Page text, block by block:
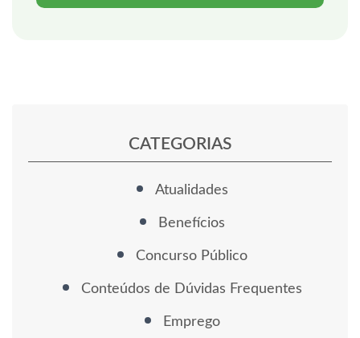
CATEGORIAS
Atualidades
Benefícios
Concurso Público
Conteúdos de Dúvidas Frequentes
Emprego